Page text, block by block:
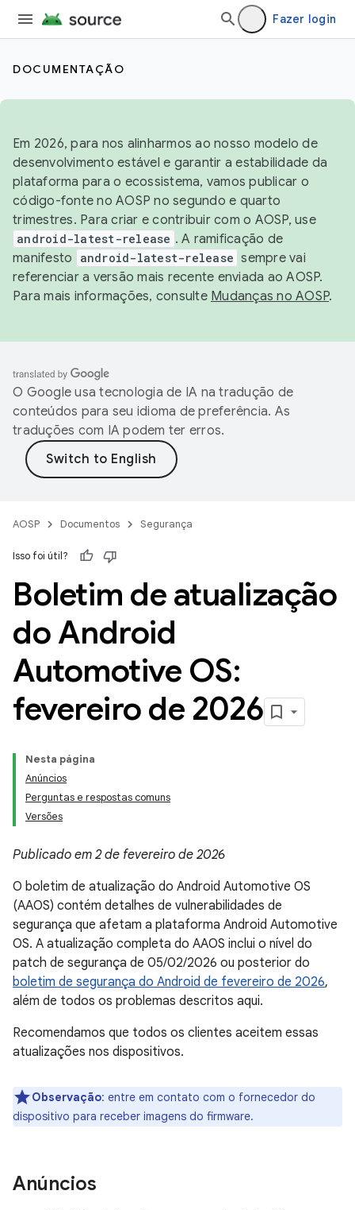
Fazer login
DOCUMENTAÇÃO
Em 2026, para nos alinharmos ao nosso modelo de
desenvolvimento estável e garantir a estabilidade da
plataforma para o ecossistema, vamos publicar o
código-fonte no AOSP no segundo e quarto
trimestres. Para criar e contribuir com o AOSP, use
android-latest-release . A ramificação de
manifesto
android-latest-release sempre vai
referenciar a versão mais recente enviada ao AOSP.
Para mais informações, consulte Mudanças no AOSP.
O Google usa tecnologia de IA na tradução de
conteúdos para seu idioma de preferência. As
traduções com IA podem ter erros.
AOSP Documentos Segurança
Isso foi útil?
Boletim de atualização
do Android
Automotive OS:
fevereiro de 2026
Nesta página
Anúncios
Perguntas e respostas comuns
Versões
Publicado em 2 de fevereiro de 2026
O boletim de atualização do Android Automotive OS
(AAOS) contém detalhes de vulnerabilidades de
segurança que afetam a plataforma Android Automotive
OS. A atualização completa do AAOS inclui o nível do
patch de segurança de 05/02/2026 ou posterior do
boletim de segurança do Android de fevereiro de 2026,
além de todos os problemas descritos aqui.
Recomendamos que todos os clientes aceitem essas
atualizações nos dispositivos.
Observação: entre em contato com o fornecedor do
dispositivo para receber imagens do firmware.
Anúncios